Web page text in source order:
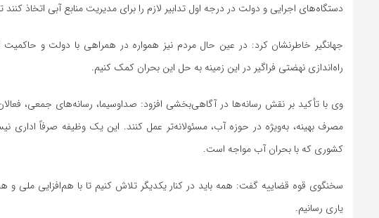
دستگاه‌های اجرایی و دولت در درجه اول تدابیر لازم را برای مدیریت منابع آبی اتخاذ
جهانگیر خاطرنشان کرد: در عین حال مردم نیز همواره در همراهی با دولت و
راه‌اندازی نهضتی فراگیر در این زمینه به حل این بحران کمک کنیم.
وی با تأکید بر نقش رسانه‌ها در آگاهی‌بخشی افزود: صداوسیما، رسانه‌های جمعی،
مصرف بهینه، به‌ویژه در حوزه آب، مسئولانه‌تر عمل کنند. این یک وظیفه صرفاً
کشوری که با بحران آب مواجه است.
سخنگوی قوه قضاییه گفت: همه باید در کنار یکدیگر تلاش کنیم تا با هم‌افزایی ملی
یاری رسانیم.